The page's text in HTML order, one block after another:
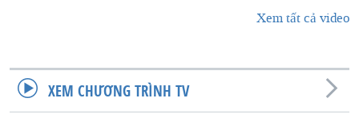
Xem tất cả video
XEM CHƯƠNG TRÌNH TV